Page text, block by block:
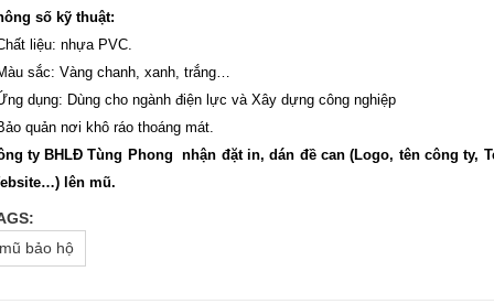
số kỹ thuật:
liệu: nhựa PVC.
sắc: Vàng chanh, xanh, trắng…
dụng: Dùng cho ngành điện lực và Xây dựng công nghiệp
quản nơi khô ráo thoáng mát.
ty BHLĐ Tùng Phong nhận đặt in, dán đề can (Logo, tên công ty,
lên mũ.
mũ bảo hộ